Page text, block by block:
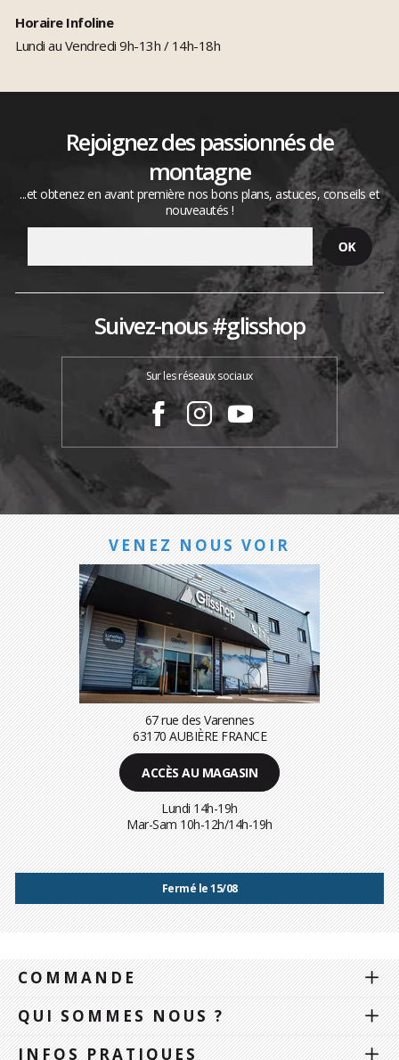
Horaire Infoline
Lundi au Vendredi 9h-13h / 14h-18h
Rejoignez des passionnés de
montagne
...et obtenez en avant première nos bons plans, astuces, conseils et
nouveautés !
Suivez-nous #glisshop
Sur les réseaux sociaux
VENEZ NOUS VOIR
67 rue des Varennes
63170 AUBIÈRE FRANCE
ACCÈS AU MAGASIN
Lundi 14h-19h
Mar-Sam 10h-12h/14h-19h
Fermé le 15/08
COMMANDE
QUI SOMMES NOUS ?
INFOS PRATIQUES